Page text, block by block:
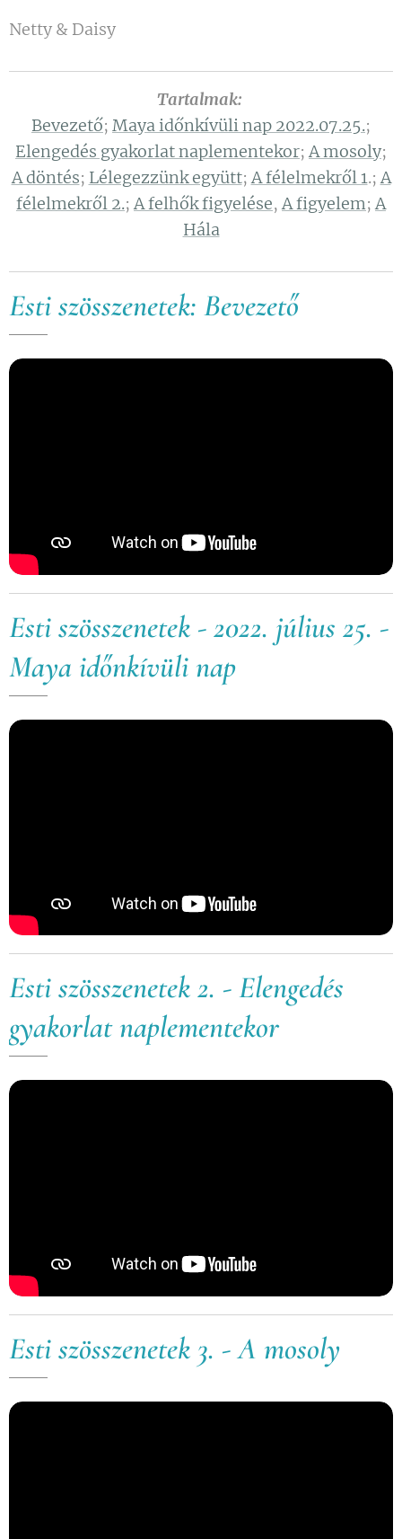
Netty & Daisy
Tartalmak:
Bevezető; Maya időnkívüli nap 2022.07.25.;
Elengedés gyakorlat naplementekor;A mosoly;
A döntés; Lélegezzünk együtt;A félelmekről 1.;A
félelmekről 2.;A felhők figyelése,A figyelem;A
Hála
Esti szösszenetek: Bevezető
Esti szösszenetek - 2022. július 25. -
Maya időnkívüli nap
Esti szösszenetek 2. - Elengedés
gyakorlat naplementekor
Esti szösszenetek 3. - A mosoly